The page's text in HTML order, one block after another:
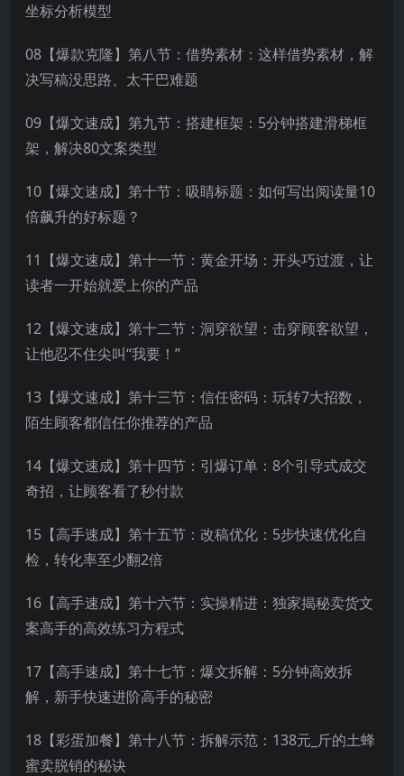
坐标分析模型
08【爆款克隆】第八节：借势素材：这样借势素材，解
决写稿没思路、太干巴难题
09【爆文速成】第九节：搭建框架：5分钟搭建滑梯框
架，解决80文案类型
10【爆文速成】第十节：吸睛标题：如何写出阅读量10
倍飙升的好标题？
11【爆文速成】第十一节：黄金开场：开头巧过渡，让
读者一开始就爱上你的产品
12【爆文速成】第十二节：洞穿欲望：击穿顾客欲望，
让他忍不住尖叫“我要！”
13【爆文速成】第十三节：信任密码：玩转7大招数，
陌生顾客都信任你推荐的产品
14【爆文速成】第十四节：引爆订单：8个引导式成交
奇招，让顾客看了秒付款
15【高手速成】第十五节：改稿优化：5步快速优化自
检，转化率至少翻2倍
16【高手速成】第十六节：实操精进：独家揭秘卖货文
案高手的高效练习方程式
17【高手速成】第十七节：爆文拆解：5分钟高效拆
解，新手快速进阶高手的秘密
18【彩蛋加餐】第十八节：拆解示范：138元_斤的土蜂
蜜卖脱销的秘诀